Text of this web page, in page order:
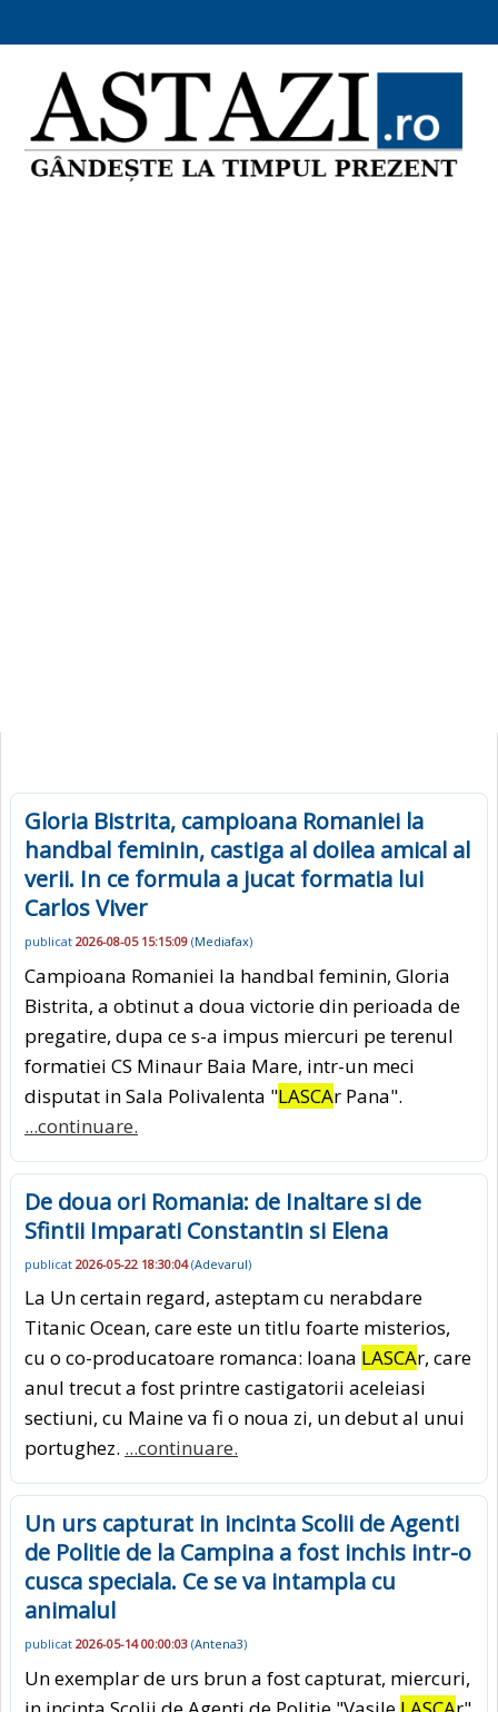
Gloria Bistrita, campioana Romaniei la
handbal feminin, castiga al doilea amical al
verii. In ce formula a jucat formatia lui
Carlos Viver
publicat 2026-08-05 15:15:09 (Mediafax)
Campioana Romaniei la handbal feminin, Gloria
Bistrita, a obtinut a doua victorie din perioada de
pregatire, dupa ce s-a impus miercuri pe terenul
formatiei CS Minaur Baia Mare, intr-un meci
disputat in Sala Polivalenta "LASCAr Pana".
...continuare.
De doua ori Romania: de Inaltare si de
Sfintii Imparati Constantin si Elena
publicat 2026-05-22 18:30:04(Adevarul)
La Un certain regard, asteptam cu nerabdare
Titanic Ocean, care este un titlu foarte misterios,
cu o co-producatoare romanca: Ioana LASCAr, care
anul trecut a fost printre castigatorii aceleiasi
sectiuni, cu Maine va fi o noua zi, un debut al unui
portughez. ...continuare.
Un urs capturat in incinta Scolii de Agenti
de Politie de la Campina a fost inchis intr-o
cusca speciala. Ce se va intampla cu
animalul
publicat 2026-05-14 00:00:03 (Antena3)
Un exemplar de urs brun a fost capturat, miercuri,